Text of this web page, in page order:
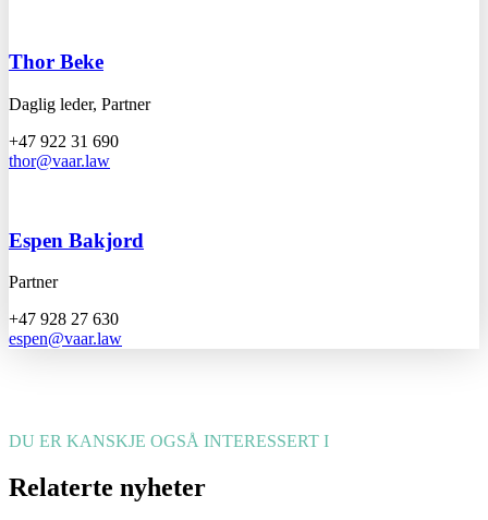
Thor Beke
Daglig leder, Partner
+47 922 31 690
thor@vaar.law
Espen Bakjord
Partner
+47 928 27 630
espen@vaar.law
DU ER KANSKJE OGSÅ INTERESSERT I
Relaterte nyheter